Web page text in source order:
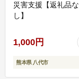
災害支援【返礼品な
し】
1,000円
熊本県 八代市